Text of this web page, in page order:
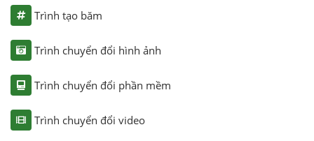
Trình tạo băm
Trình chuyển đổi hình ảnh
Trình chuyển đổi phần mềm
Trình chuyển đổi video